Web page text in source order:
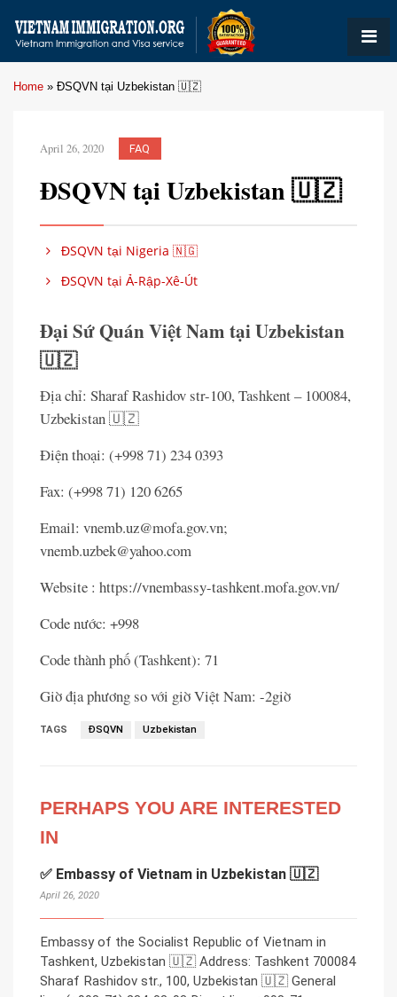
Home » ĐSQVN tại Uzbekistan 🇺🇿
April 26, 2020 FAQ
ĐSQVN tại Uzbekistan 🇺🇿
ĐSQVN tại Nigeria 🇳🇬
ĐSQVN tại Ả-Rập-Xê-Út
Đại Sứ Quán Việt Nam tại Uzbekistan
🇺🇿
Địa chỉ: Sharaf Rashidov str-100, Tashkent – 100084,
Uzbekistan 🇺🇿
Điện thoại: (+998 71) 234 0393
Fax: (+998 71) 120 6265
Email: vnemb.uz@mofa.gov.vn;
vnemb.uzbek@yahoo.com
Website : https://vnembassy-tashkent.mofa.gov.vn/
Code nước: +998
Code thành phố (Tashkent): 71
Giờ địa phương so với giờ Việt Nam: -2giờ
TAGS ĐSQVN Uzbekistan
PERHAPS YOU ARE INTERESTED
IN
✅ Embassy of Vietnam in Uzbekistan 🇺🇿
April 26, 2020
Embassy of the Socialist Republic of Vietnam in
Tashkent, Uzbekistan 🇺🇿 Address: Tashkent 700084
Sharaf Rashidov str., 100, Uzbekistan 🇺🇿 General